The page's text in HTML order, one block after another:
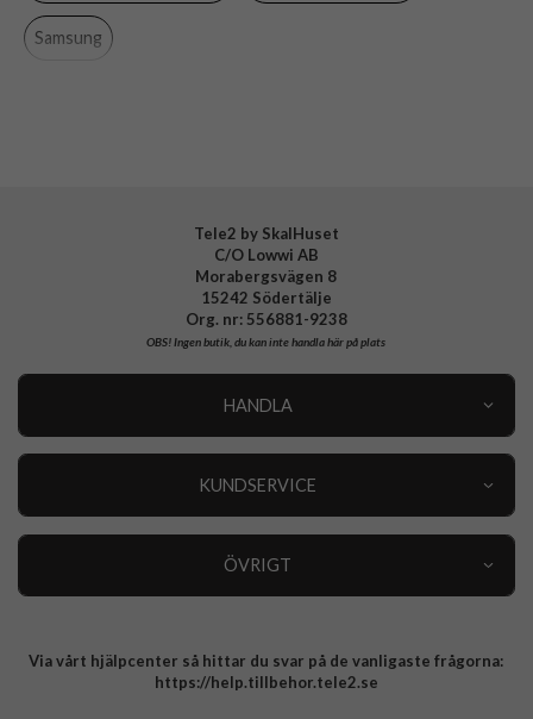
Material
Samsung
Tele2 by SkalHuset
C/O Lowwi AB
Morabergsvägen 8
15242 Södertälje
Org. nr: 556881-9238
OBS!Ingen butik, du kan inte handla här på plats
HANDLA
KUNDSERVICE
ÖVRIGT
Integritetspolicy
Via vårt hjälpcenter så hittar du svar på de vanligaste frågorna:
https://help.tillbehor.tele2.se